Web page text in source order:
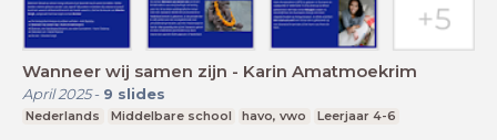
Wanneer wij samen zijn - Karin Amatmoekrim
April 2025- 9 slides
Nederlands Middelbare school havo, vwo Leerjaar 4-6